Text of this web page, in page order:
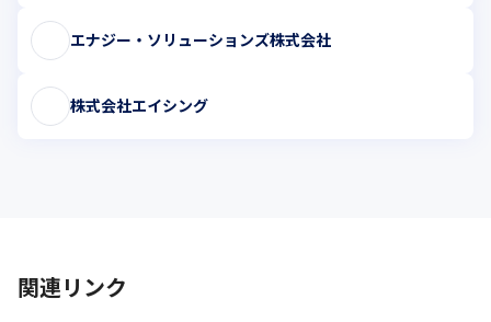
エナジー・ソリューションズ株式会社
株式会社エイシング
関連リンク